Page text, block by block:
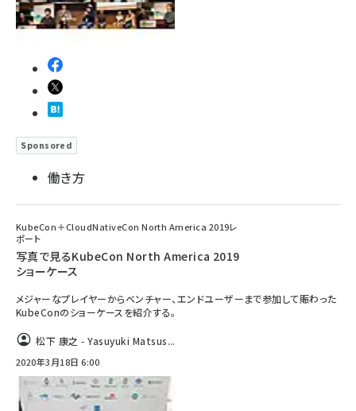
Sponsored
働き方
KubeCon＋CloudNativeCon North America 2019レ
ポート
写真で見るKubeCon North America 2019
ショーケース
メジャーなプレイヤーからベンチャー、エンドユーザーまで参加して賑わった
KubeConのショーケースを紹介する。
松下 康之 - Yasuyuki Matsus...
2020年3月18日 6:00